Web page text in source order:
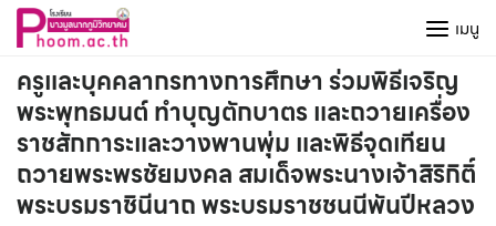
Skip
content
เมนู
ครูและบุคคลากรทางการศึกษา ร่วมพิธีเจริญ
พระพุทธมนต์ ทำบุญตักบาตร และถวายเครื่อง
ราชสักการะและวางพานพุ่ม และพิธีจุดเทียน
ถวายพระพรชัยมงคล สมเด็จพระนางเจ้าสิริกิติ์
พระบรมราชินีนาถ พระบรมราชชนนีพันปีหลวง